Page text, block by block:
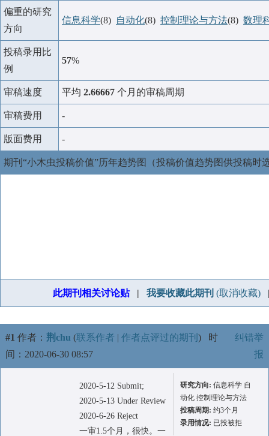
偏重的研究
方向
信息科学(8) 自动化(8) 控制理论与方法(8) 数理
投稿录用比
例
57%
审稿速度 平均 2.66667 个月的审稿周期
审稿费用 -
版面费用 -
期刊“小木虫投稿价值”历年趋势图（投稿价值趋势图供投稿时
此期刊相关讨论贴| 我要收藏此期刊 (取消收藏)
#1 作者： 荆chu (联系作者 | 作者点评过的期刊 ) 时
间：2020-06-30 08:57
纠错举
报
2020-5-12 Submit;
2020-5-13 Under Review
2020-6-26 Reject
一审1.5个月，很快。一
研究方向: 信息科学 自
动化 控制理论与方法
投稿周期: 约3个月
录用情况: 已投被拒